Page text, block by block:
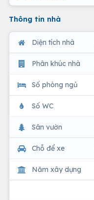
Thông tin nhà
Diện tích nhà
Phân khúc nhà
Số phòng ngủ
Số WC
Sân vườn
Chỗ để xe
Năm xây dựng